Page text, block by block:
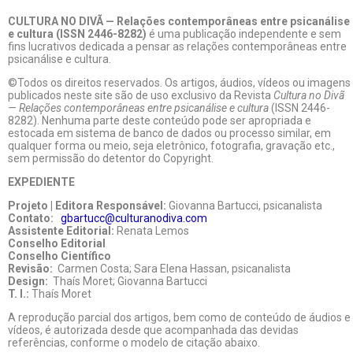
CULTURA NO DIVÃ — Relações contemporâneas entre psicanálise
e cultura (ISSN 2446-8282) é uma publicação independente e sem
fins lucrativos dedicada a pensar as relações contemporâneas entre
psicanálise e cultura.
©Todos os direitos reservados. Os artigos, áudios, vídeos ou imagens
publicados neste site são de uso exclusivo da Revista Cultura no Divã
— Relações contemporâneas entre psicanálise e cultura(ISSN 2446-
8282). Nenhuma parte deste conteúdo pode ser apropriada e
estocada em sistema de banco de dados ou processo similar, em
qualquer forma ou meio, seja eletrônico, fotografia, gravação etc.,
sem permissão do detentor do Copyright.
EXPEDIENTE
Projeto | Editora Responsável: Giovanna Bartucci, psicanalista
Contato: gbartucc@culturanodiva.com
Assistente Editorial: Renata Lemos
Conselho Editorial
Conselho Científico
Revisão: Carmen Costa; Sara Elena Hassan, psicanalista
Design: Thaís Moret; Giovanna Bartucci
T. I.: Thaís Moret
A reprodução parcial dos artigos, bem como de conteúdo de áudios e
vídeos, é autorizada desde que acompanhada das devidas
referências, conforme o modelo de citação abaixo.